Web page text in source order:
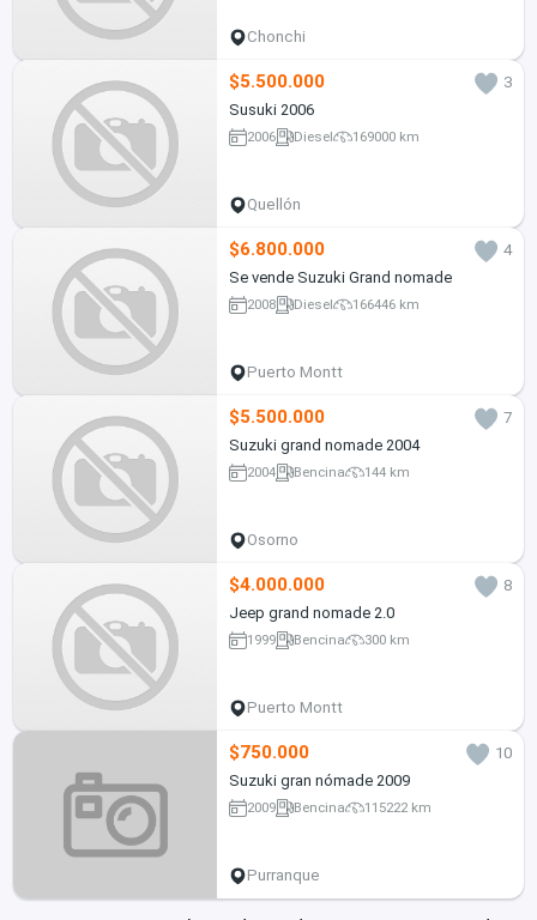
Chonchi
$5.500.000
3
Susuki 2006
2006 Diesel 169000 km
Quellón
$6.800.000
4
Se vende Suzuki Grand nomade
2008 Diesel 166446 km
Puerto Montt
$5.500.000
7
Suzuki grand nomade 2004
2004 Bencina 144 km
Osorno
$4.000.000
8
Jeep grand nomade 2.0
1999 Bencina 300 km
Puerto Montt
$750.000
10
Suzuki gran nómade 2009
2009 Bencina 115222 km
Purranque